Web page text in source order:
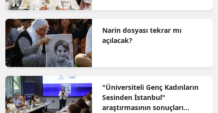
Narin dosyası tekrar mı
açılacak?
"Üniversiteli Genç Kadınların
Sesinden İstanbul"
araştırmasının sonuçları